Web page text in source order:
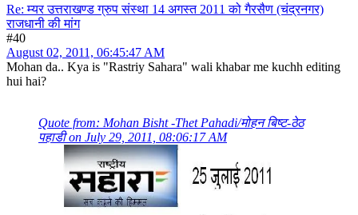
Re: म्यर उत्तराखण्ड ग्रुप संस्था 14 अगस्त 2011 को गैरसैण (चंद्रनगर)
राजधानी की मांग
#40
August 02, 2011, 06:45:47 AM
Mohan da.. Kya is "Rastriy Sahara" wali khabar me kuchh editing
hui hai?
Quote from: Mohan Bisht -Thet Pahadi/मोहन बिष्ट-ठेठ
पहाडी on July 29, 2011, 08:06:17 AM